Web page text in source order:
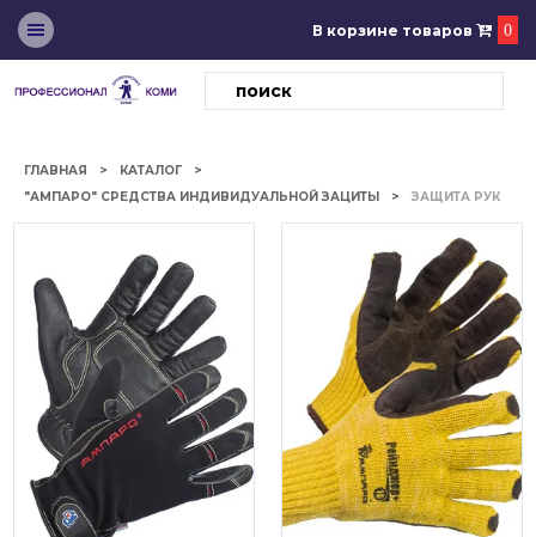
В корзине товаров 0
ГЛАВНАЯ
КАТАЛОГ
"АМПАРО" СРЕДСТВА ИНДИВИДУАЛЬНОЙ ЗАЦИТЫ
ЗАЩИТА РУК